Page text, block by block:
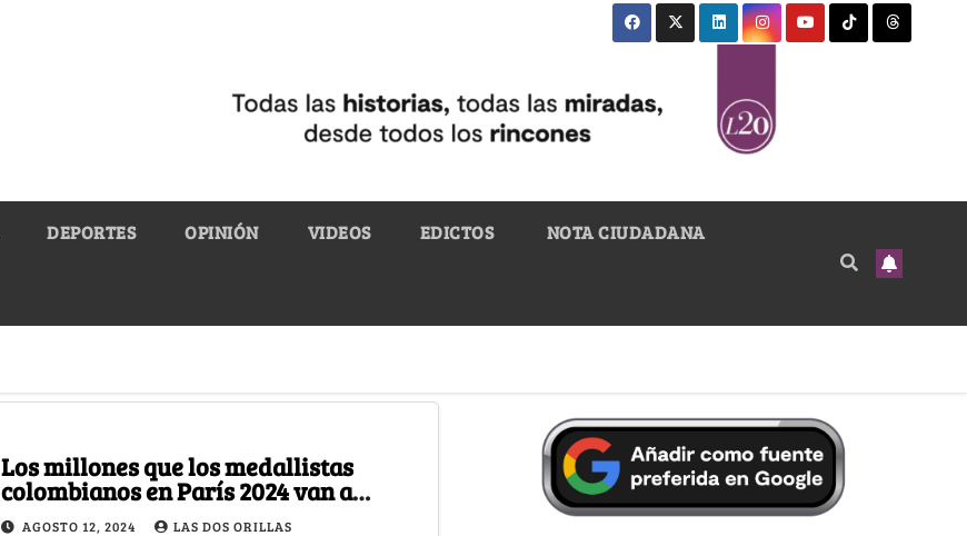
DEPORTES OPINIÓN VIDEOS EDICTOS NOTA CIUDADANA
Los millones que los medallistas
colombianos en París 2024 van a
recibir; el gobierno ya se comprometió
AGOSTO 12, 2024 LAS DOS ORILLAS